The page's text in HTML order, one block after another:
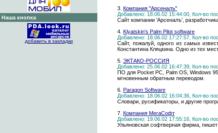
Наша кнопка
добавить в закладки
3. Компания "Арсеналъ"
Добавлено: 18.06.02 15:44:00, Кол-во
Сайт компании 'Арсеналъ',
4. Klyatskin's Palm Pilot software
Добавлено: 18.06.02 17:27:57, Кол-во
Сайт, пожалуй, одного из самых
Константина Кляцкина. Одно из тех
5. ЭКТАКО-РОССИЯ
Добавлено: 25.06.02 16:47:39, Кол-во
ПО для Pocket PC, Palm OS, Windows
мгновенным обратным переводом.
6. Paragon Software
Добавлено: 18.06.02 16:04:36, Кол-во
Словари, русификаторы, и другие
7. Компания МегаСофт
Добавлено: 19.06.02 17:55:16, Кол-во
Ульяновская софтверная фирма,